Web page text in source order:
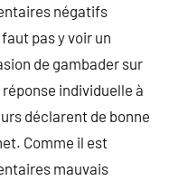
négatifs
pas y voir un
de gambader sur
individuelle à
déclarent de bonne
Comme il est
mauvais